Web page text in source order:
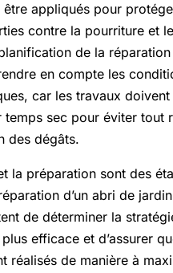
être appliqués pour
contre la pourriture et
de la
en compte les
car les travaux doivent
temps sec pour éviter tout
des dégâts.
la préparation sont des
d’un abri de
de déterminer la
efficace et d’assurer
réalisés de manière à